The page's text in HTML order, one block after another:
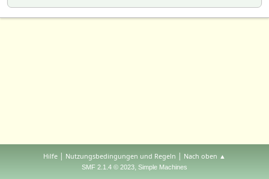
Hilfe | Nutzungsbedingungen und Regeln | Nach oben ▲
SMF 2.1.4 © 2023, Simple Machines